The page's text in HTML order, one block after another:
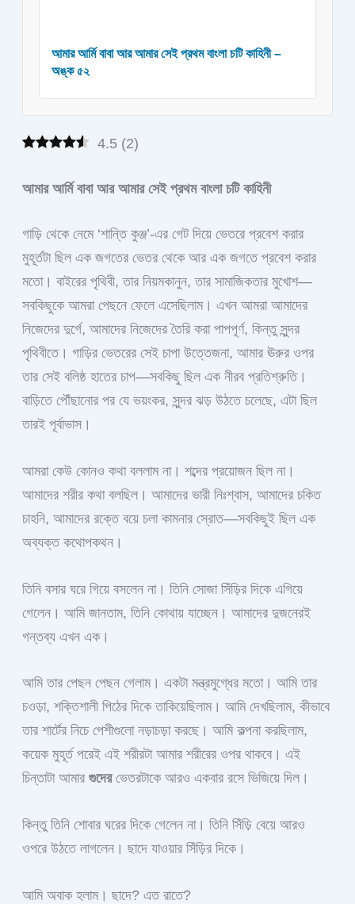
আমার আর্মি বাবা আর আমার সেই প্রথম বাংলা চটি কাহিনী –
অঙ্ক ৫২
4.5 (2)
আমার আর্মি বাবা আর আমার সেই প্রথম বাংলা চটি কাহিনী
গাড়ি থেকে নেমে ‘শান্তি কুঞ্জ’-এর গেট দিয়ে ভেতরে প্রবেশ করার
মুহূর্তটা ছিল এক জগতের ভেতর থেকে আর এক জগতে প্রবেশ করার
মতো। বাইরের পৃথিবী, তার নিয়মকানুন, তার সামাজিকতার মুখোশ—
সবকিছুকে আমরা পেছনে ফেলে এসেছিলাম। এখন আমরা আমাদের
নিজেদের দুর্গে, আমাদের নিজেদের তৈরি করা পাপপূর্ণ, কিন্তু সুন্দর
পৃথিবীতে। গাড়ির ভেতরের সেই চাপা উত্তেজনা, আমার ঊরুর ওপর
তার সেই বলিষ্ঠ হাতের চাপ—সবকিছু ছিল এক নীরব প্রতিশ্রুতি।
বাড়িতে পৌঁছানোর পর যে ভয়ংকর, সুন্দর ঝড় উঠতে চলেছে, এটা ছিল
তারই পূর্বাভাস।
আমরা কেউ কোনও কথা বললাম না। শব্দের প্রয়োজন ছিল না।
আমাদের শরীর কথা বলছিল। আমাদের ভারী নিঃশ্বাস, আমাদের চকিত
চাহনি, আমাদের রক্তে বয়ে চলা কামনার স্রোত—সবকিছুই ছিল এক
অব্যক্ত কথোপকথন।
তিনি বসার ঘরে গিয়ে বসলেন না। তিনি সোজা সিঁড়ির দিকে এগিয়ে
গেলেন। আমি জানতাম, তিনি কোথায় যাচ্ছেন। আমাদের দুজনেরই
গন্তব্য এখন এক।
আমি তার পেছন পেছন গেলাম। একটা মন্ত্রমুগ্ধের মতো। আমি তার
চওড়া, শক্তিশালী পিঠের দিকে তাকিয়েছিলাম। আমি দেখছিলাম, কীভাবে
তার শার্টের নিচে পেশীগুলো নড়াচড়া করছে। আমি কল্পনা করছিলাম,
কয়েক মুহূর্ত পরেই এই শরীরটা আমার শরীরের ওপর থাকবে। এই
চিন্তাটা আমার গুদেরভেতরটাকে আরও একবার রসে ভিজিয়ে দিল।
কিন্তু তিনি শোবার ঘরের দিকে গেলেন না। তিনি সিঁড়ি বেয়ে আরও
ওপরে উঠতে লাগলেন। ছাদে যাওয়ার সিঁড়ির দিকে।
আমি অবাক হলাম। ছাদে? এত রাতে?